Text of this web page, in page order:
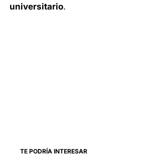
universitario.
TE PODRÍA INTERESAR